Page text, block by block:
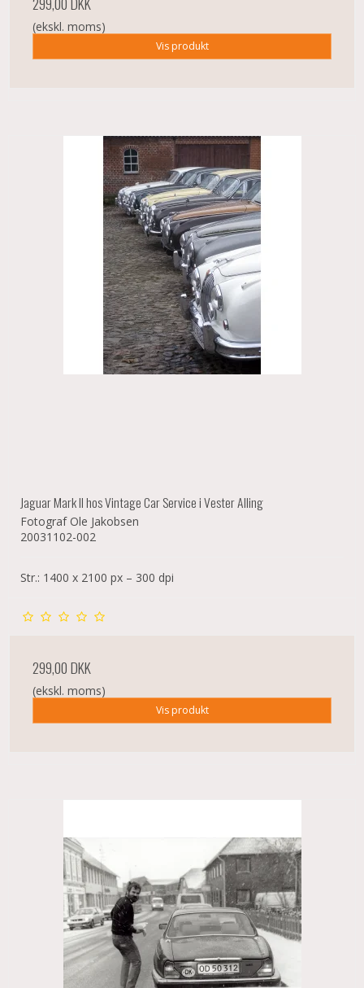
(ekskl. moms)
Vis produkt
Jaguar Mark II hos Vintage Car Service i Vester Alling
Fotograf Ole Jakobsen
20031102-002
Str.: 1400 x 2100 px – 300 dpi
299,00 DKK
(ekskl. moms)
Vis produkt